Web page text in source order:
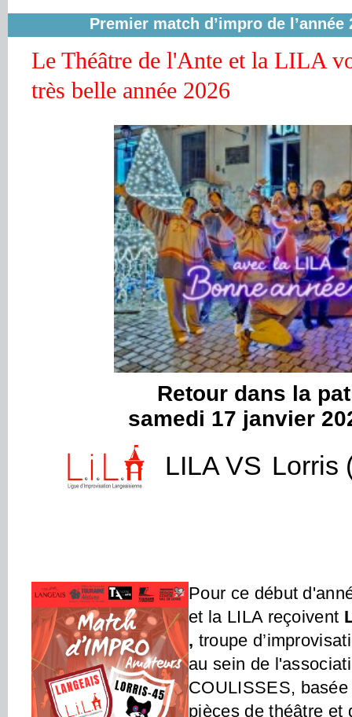
Premier match d’impro de l’année
Le Théâtre de l'Ante et la LILA
très belle année 2026
Retour dans la
samedi 17 janvier
LILA VS Lorris
Pour ce début
et la LILA reçoivent
, troupe
au sein de
COULISSES,
pièces de théâtre